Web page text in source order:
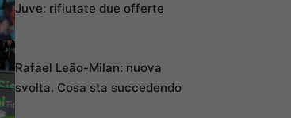
Juve: rifiutate due offerte
Rafael Leão-Milan: nuova
svolta. Cosa sta succedendo